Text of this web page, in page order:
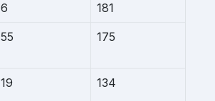
6 181
55 175
19 134